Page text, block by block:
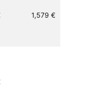
1,579 €